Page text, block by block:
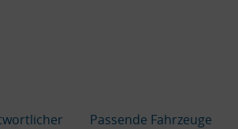
Passende Fahrzeuge